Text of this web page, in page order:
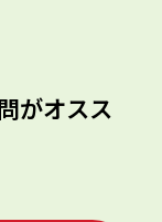
がオスス